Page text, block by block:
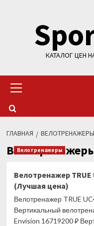
содержимому
КАТАЛОГ ЦЕН
меню
ГЛАВНАЯ ВЕЛОТРЕНАЖЕРЫ
Велотренажеры
Велотренажер TRUE
(Лучшая цена)
Велотренажер TRUE
Вертикальный
Envision 16719200 ₽